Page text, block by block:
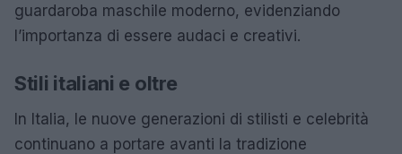
guardaroba maschile moderno, evidenziando
l’importanza di essere audaci e creativi.
Stili italiani e oltre
In Italia, le nuove generazioni di stilisti e celebrità
continuano a portare avanti la tradizione